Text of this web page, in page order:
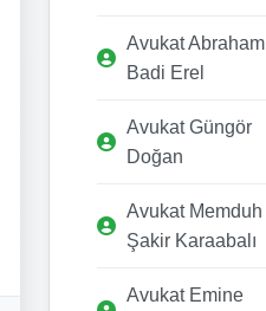
Avukat Abraham
Badi Erel
Avukat Güngör
Doğan
Avukat Memduh
Şakir Karaabalı
Avukat Emine